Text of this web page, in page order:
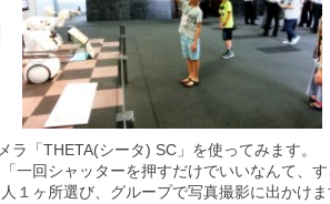
「THETA(シータ) SC」を使ってみます。
一回シャッターを押すだけでいいなんて、す
１ヶ所選び、グループで写真撮影に出かけま